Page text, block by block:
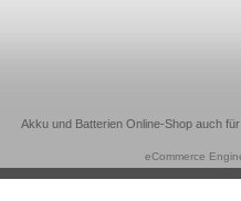
Akku und Batterien Online-Shop auch
eCommerce